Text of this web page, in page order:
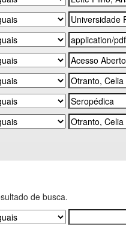
de busca.